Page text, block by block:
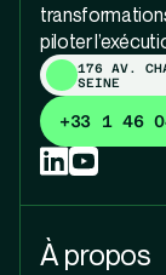
piloter
176 AV.
SEINE
+33 1 46
À propos